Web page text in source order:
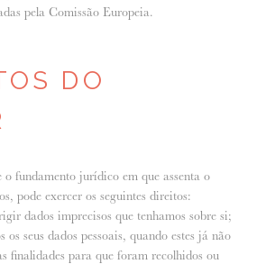
pela Comissão Europeia.
DO
o fundamento jurídico em que assenta o
pode exercer os seguintes direitos:
dados imprecisos que tenhamos sobre si;
os seus dados pessoais, quando estes já não
finalidades para que foram recolhidos ou